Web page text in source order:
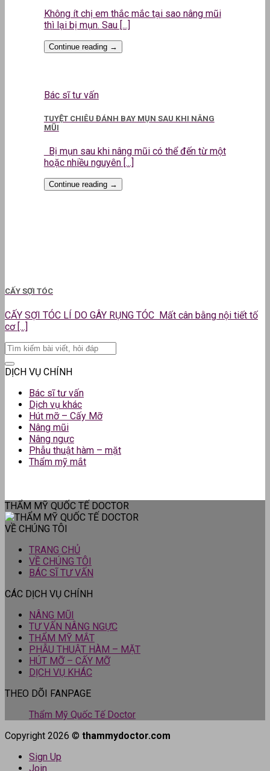
Không ít chị em thắc mắc tại sao nâng mũi
thì lại bị mụn. Sau [...]
Continue reading →
Bác sĩ tư vấn
TUYỆT CHIÊU ĐÁNH BAY MỤN SAU KHI NÂNG
MŨI
Bị mụn sau khi nâng mũi có thể đến từ một
hoặc nhiều nguyên [...]
Continue reading →
CẤY SỢI TÓC
CẤY SỢI TÓC LÍ DO GÂY RỤNG TÓC Mất cân bằng nội tiết tố
cơ [...]
DỊCH VỤ CHÍNH
Bác sĩ tư vấn
Dịch vụ khác
Hút mỡ – Cấy Mỡ
Nâng mũi
Nâng ngực
Phẫu thuật hàm – mặt
Thẩm mỹ mắt
THẨM MỸ QUỐC TẾ DOCTOR
VỀ CHÚNG TÔI
TRANG CHỦ
VỀ CHÚNG TÔI
BÁC SĨ TƯ VẤN
CÁC DỊCH VỤ CHÍNH
NÂNG MŨI
TƯ VẤN NÂNG NGỰC
THẨM MỸ MẮT
PHẪU THUẬT HÀM – MẶT
HÚT MỠ – CẤY MỠ
DỊCH VỤ KHÁC
THEO DÕI FANPAGE
Thẩm Mỹ Quốc Tế Doctor
Copyright 2026 © thammydoctor.com
Sign Up
Join